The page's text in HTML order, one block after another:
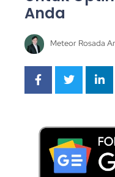
Anda
Meteor Rosada